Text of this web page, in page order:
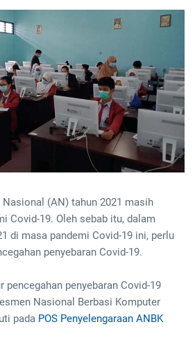
(AN) tahun 2021 masih
Covid-19. Oleh sebab itu, dalam
di masa pandemi Covid-19 ini, perlu
penyebaran Covid-19.
pencegahan penyebaran Covid-19
Nasional Berbasi Komputer
pada POS Penyelengaraan ANBK